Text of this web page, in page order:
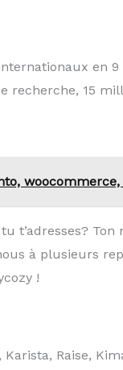
en
15
t’adresses? Ton
à plusieurs
!
Raise,